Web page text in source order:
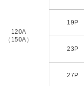
120A
（150A）
19P
23P
27P